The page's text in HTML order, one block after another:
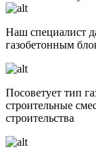
Наш специалист
газобетонным
Посоветует тип
строительные
строительства